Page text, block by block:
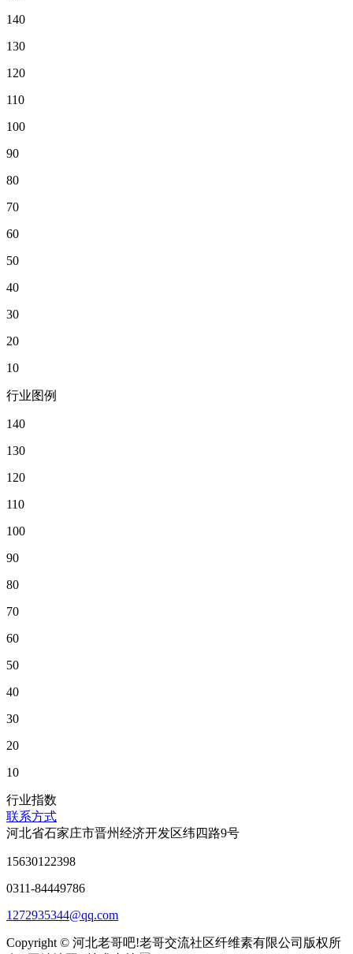
140
130
120
110
100
90
80
70
60
50
40
30
20
10
行业图例
140
130
120
110
100
90
80
70
60
50
40
30
20
10
行业指数
联系方式
河北省石家庄市晋州经济开发区纬四路9号
15630122398
0311-84449786
1272935344@qq.com
Copyright © 河北老哥吧!老哥交流社区纤维素有限公司版权所